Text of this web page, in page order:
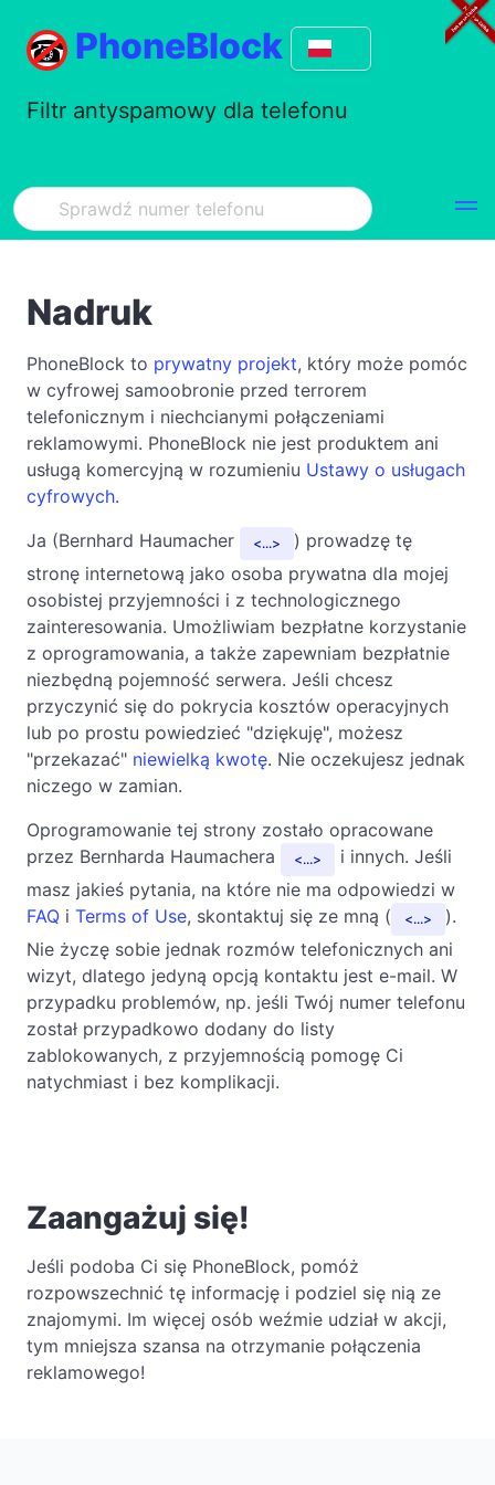
PhoneBlock
Filtr antyspamowy dla telefonu
Nadruk
PhoneBlock to prywatny projekt, który może pomóc
w cyfrowej samoobronie przed terrorem
telefonicznym i niechcianymi połączeniami
reklamowymi. PhoneBlock nie jest produktem ani
usługą komercyjną w rozumieniu Ustawy o usługach
cyfrowych.
Ja (Bernhard Haumacher
...
) prowadzę tę
stronę internetową jako osoba prywatna dla mojej
osobistej przyjemności i z technologicznego
zainteresowania. Umożliwiam bezpłatne korzystanie
z oprogramowania, a także zapewniam bezpłatnie
niezbędną pojemność serwera. Jeśli chcesz
przyczynić się do pokrycia kosztów operacyjnych
lub po prostu powiedzieć "dziękuję", możesz
"przekazać" niewielką kwotę. Nie oczekujesz jednak
niczego w zamian.
Oprogramowanie tej strony zostało opracowane
przez Bernharda Haumachera
...
i innych. Jeśli
masz jakieś pytania, na które nie ma odpowiedzi w
FAQ i Terms of Use, skontaktuj się ze mną ( ...
).
Nie życzę sobie jednak rozmów telefonicznych ani
wizyt, dlatego jedyną opcją kontaktu jest e-mail. W
przypadku problemów, np. jeśli Twój numer telefonu
został przypadkowo dodany do listy
zablokowanych, z przyjemnością pomogę Ci
natychmiast i bez komplikacji.
Zaangażuj się!
Jeśli podoba Ci się PhoneBlock, pomóż
rozpowszechnić tę informację i podziel się nią ze
znajomymi. Im więcej osób weźmie udział w akcji,
tym mniejsza szansa na otrzymanie połączenia
reklamowego!